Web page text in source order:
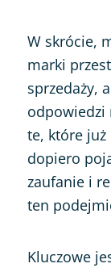
W skrócie,
marki
sprzedaży,
odpowiedzi
te, które już
dopiero
zaufanie i
ten
Kluczowe